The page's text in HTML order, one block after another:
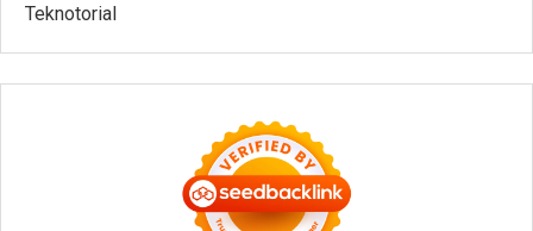
Teknotorial